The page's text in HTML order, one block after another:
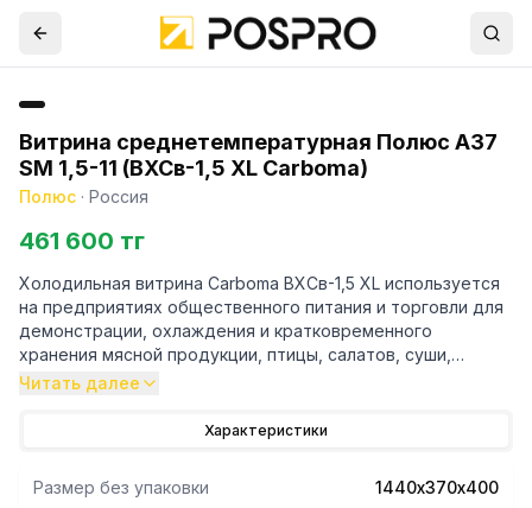
Витрина среднетемпературная Полюс A37
SM 1,5-11 (ВХСв-1,5 XL Carboma)
Полюс · Россия
461 600 тг
Холодильная витрина Carboma ВХСв-1,5 XL используется
на предприятиях общественного питания и торговли для
демонстрации, охлаждения и кратковременного
хранения мясной продукции, птицы, салатов, суши,
бутербродов и десертов. Модель оснащена стеклянной
от 20 до 35 мм. Экспозиционная поверхность выполнена
и приобретаются отдельно.
Читать далее
Характеристики
Размер без упаковки 1440х370х400